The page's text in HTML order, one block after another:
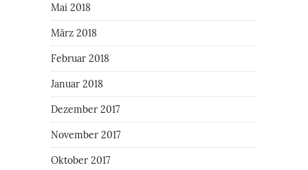
Mai 2018
März 2018
Februar 2018
Januar 2018
Dezember 2017
November 2017
Oktober 2017